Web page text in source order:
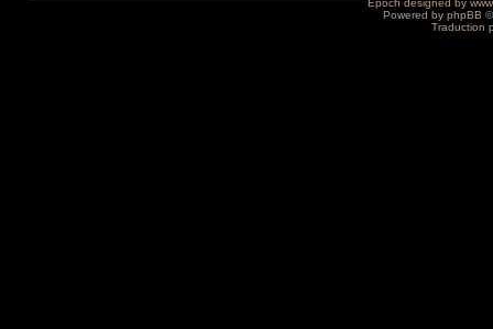
Epoch designed by
Powered by phpBB
Traduction